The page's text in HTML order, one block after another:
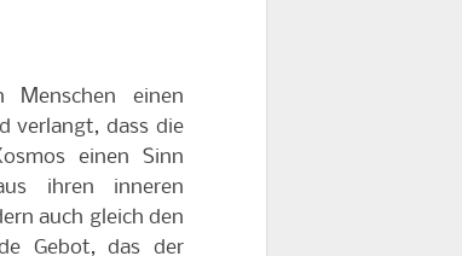
Menschen einen
verlangt, dass die
einen Sinn
ihren inneren
auch gleich den
Gebot, das der